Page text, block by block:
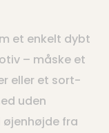
et enkelt dybt
– måske et
eller et sort-
uden
fra